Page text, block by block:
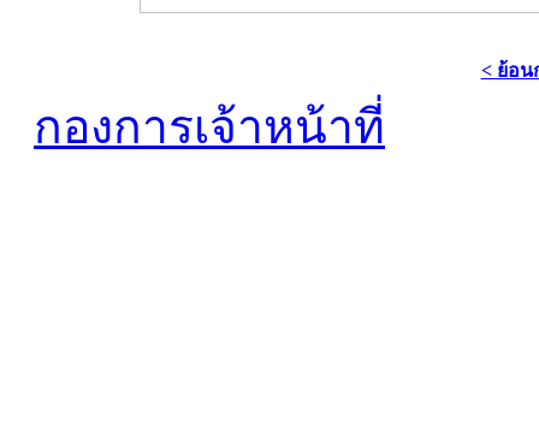
< ย้อน
กองการเจ้าหน้าที่